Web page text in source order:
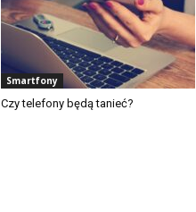
Smartfony
Czy telefony będą tanieć?